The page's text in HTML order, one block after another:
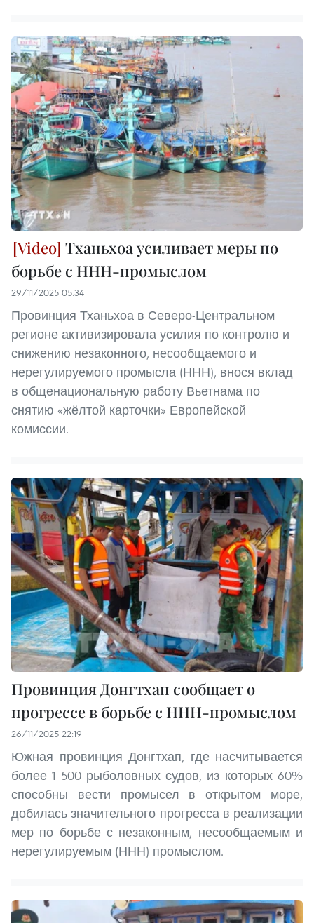
Тханьхоа усиливает меры по
борьбе с ННН-промыслом
29/11/2025 05:34
Провинция Тханьхоа в Северо-Центральном
регионе активизировала усилия по контролю и
снижению незаконного, несообщаемого и
нерегулируемого промысла (ННН), внося вклад
в общенациональную работу Вьетнама по
снятию «жёлтой карточки» Европейской
комиссии.
Провинция Донгтхап сообщает о
прогрессе в борьбе с ННН-промыслом
26/11/2025 22:19
Южная провинция Донгтхап, где насчитывается
более 1 500 рыболовных судов, из которых 60%
способны вести промысел в открытом море,
добилась значительного прогресса в реализации
мер по борьбе с незаконным, несообщаемым и
нерегулируемым (ННН) промыслом.